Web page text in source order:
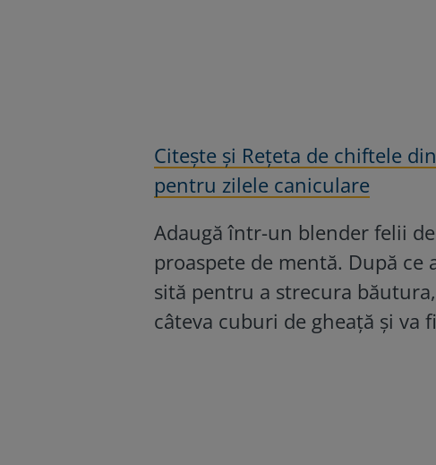
Citește și Rețeta de chiftele
pentru zilele caniculare
Adaugă într-un blender felii
proaspete de mentă. După
sită pentru a strecura
câteva cuburi de gheață și va